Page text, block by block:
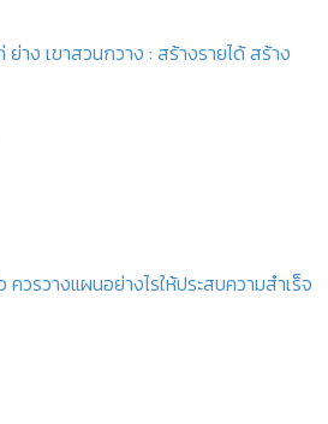
าง เขาสวนกวาง : สร้างรายได้ สร้าง
วรวางแผนอย่างไรให้ประสบความสำเร็จ